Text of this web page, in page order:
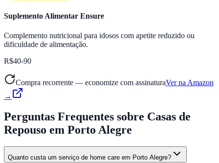
Suplemento Alimentar Ensure
Complemento nutricional para idosos com apetite reduzido ou
dificuldade de alimentação.
R$40-90
Compra recorrente — economize com assinaturaVer na Amazon
→
Perguntas Frequentes sobre Casas de
Repouso em Porto Alegre
Quanto custa um serviço de home care em Porto Alegre?